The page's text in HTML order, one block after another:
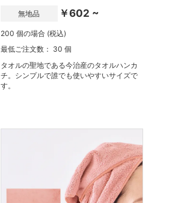
無地品 ￥602 ~
200 個の場合 (税込)
最低ご注文数： 30 個
タオルの聖地である今治産のタオルハンカ
チ。シンプルで誰でも使いやすいサイズで
す。